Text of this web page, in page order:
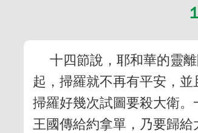
十四節說，耶和華的靈
起，掃羅就不再有平安，
掃羅好幾次試圖要殺大衛
王國傳給約拿單，乃要歸給